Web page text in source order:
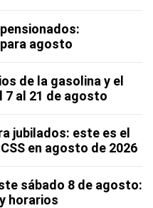
agosto
de la gasolina y el
7 al 21 de agosto
jubilados: este es el
en agosto de 2026
sábado 8 de agosto:
horarios